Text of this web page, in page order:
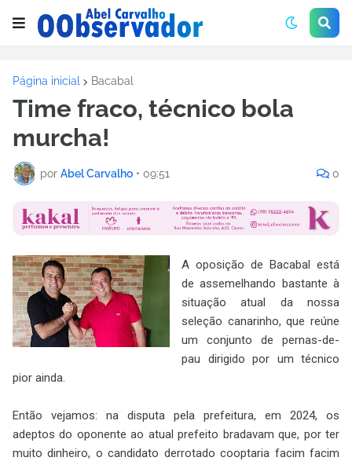
Página inicial Bacabal
Time fraco, técnico bola
murcha!
por Abel Carvalho • 09:51 0
A oposição de Bacabal está
de assemelhando bastante à
situação atual da nossa
seleção canarinho, que reúne
um conjunto de pernas-de-
pau dirigido por um técnico
pior ainda.
Então vejamos: na disputa pela prefeitura, em 2024, os
adeptos do oponente ao atual prefeito bradavam que, por ter
muito dinheiro, o candidato derrotado cooptaria facim facim